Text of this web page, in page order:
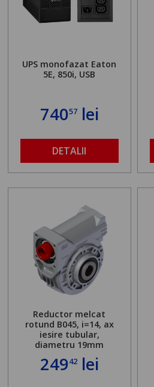
UPS monofazat Eaton
5E, 850i, USB
74057lei
DETALII
Reductor melcat
rotund B045, i=14, ax
iesire tubular,
diametru 19mm
24942lei